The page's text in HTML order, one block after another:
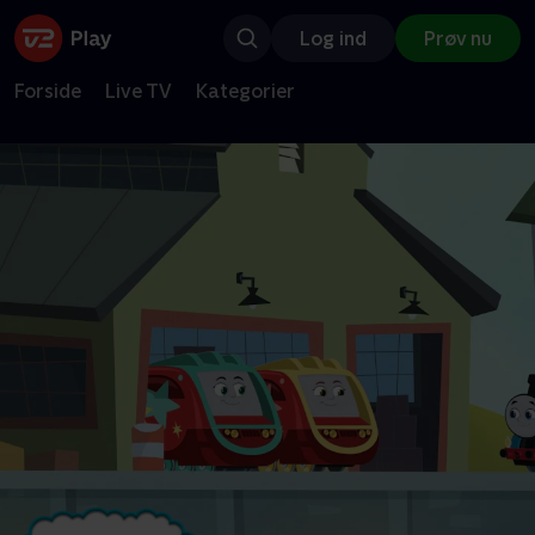
Log ind Prøv nu
Forside Live TV Kategorier